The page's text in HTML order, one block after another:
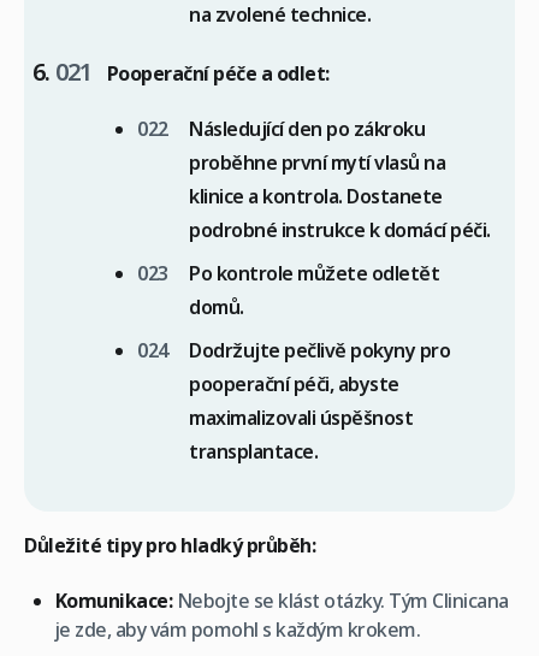
na zvolené technice.
Pooperační péče a odlet:
Následující den po zákroku
proběhne první mytí vlasů na
klinice a kontrola. Dostanete
podrobné instrukce k domácí péči.
Po kontrole můžete odletět
domů.
Dodržujte pečlivě pokyny pro
pooperační péči, abyste
maximalizovali úspěšnost
transplantace.
Důležité tipy pro hladký průběh:
Komunikace:Nebojte se klást otázky. Tým Clinicana
je zde, aby vám pomohl s každým krokem.